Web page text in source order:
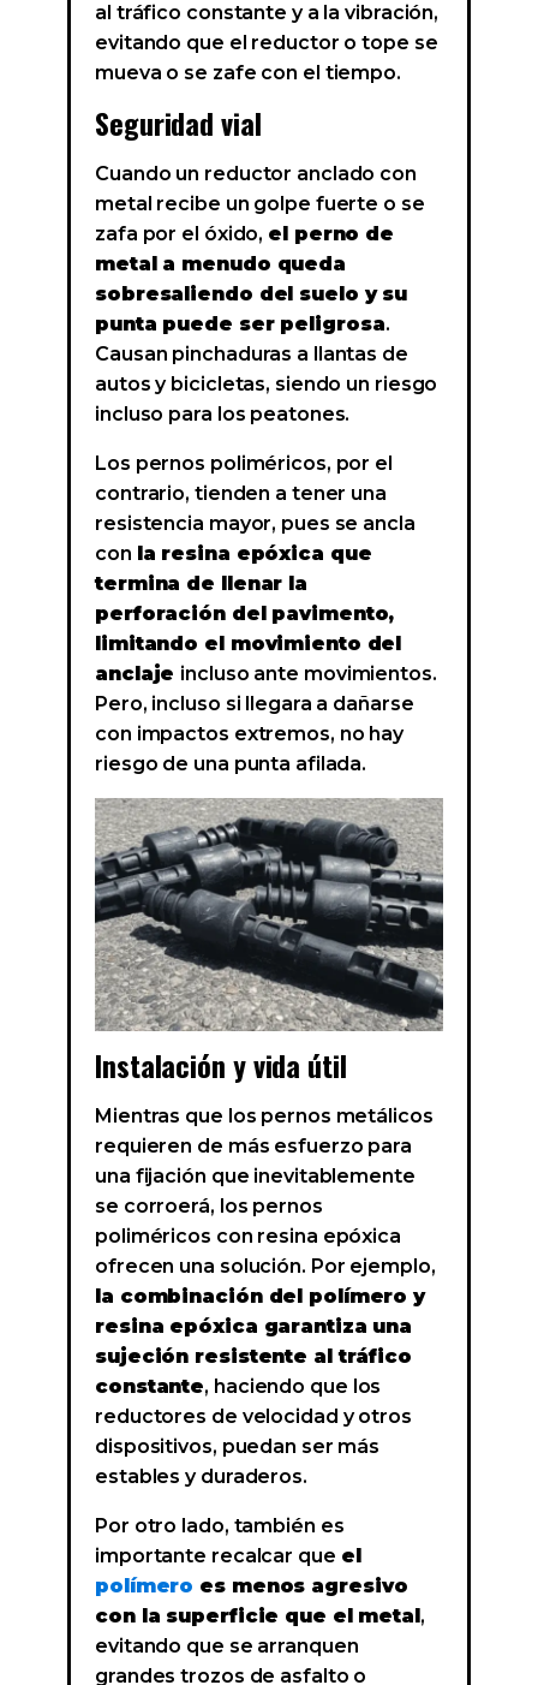
al tráfico constante y a la vibración,
evitando que el reductor o tope se
mueva o se zafe con el tiempo.
Seguridad vial
Cuando un reductor anclado con
metal recibe un golpe fuerte o se
zafa por el óxido, el perno de
metal a menudo queda
sobresaliendo del suelo y su
punta puede ser peligrosa.
Causan pinchaduras a llantas de
autos y bicicletas, siendo un riesgo
incluso para los peatones.
Los pernos poliméricos, por el
contrario, tienden a tener una
resistencia mayor, pues se ancla
con la resina epóxica que
termina de llenar la
perforación del pavimento,
limitando el movimiento del
anclaje incluso ante movimientos.
Pero, incluso si llegara a dañarse
con impactos extremos, no hay
riesgo de una punta afilada.
Instalación y vida útil
Mientras que los pernos metálicos
requieren de más esfuerzo para
una fijación que inevitablemente
se corroerá, los pernos
poliméricos con resina epóxica
ofrecen una solución. Por ejemplo,
la combinación del polímero y
resina epóxica garantiza una
sujeción resistente al tráfico
constante, haciendo que los
reductores de velocidad y otros
dispositivos, puedan ser más
estables y duraderos.
Por otro lado, también es
importante recalcar que el
polímero es menos agresivo
con la superficie que el metal ,
evitando que se arranquen
grandes trozos de asfalto o